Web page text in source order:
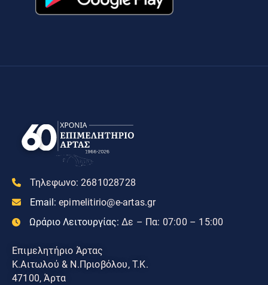
Τηλεφωνο: 2681028728
Email: epimelitirio@e-artas.gr
Ωράριο Λειτουργίας: Δε – Πα: 07:00 – 15:00
Επιμελητήριο Άρτας
Κ.Αιτωλού & Ν.Πριοβόλου, Τ.Κ.
47100, Άρτα